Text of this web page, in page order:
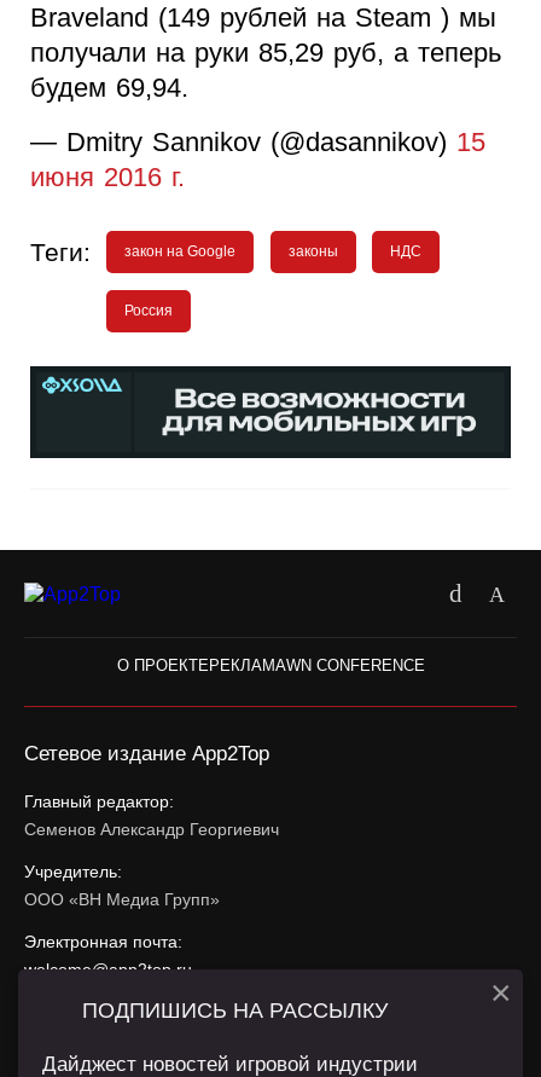
Braveland (149 рублей на Steam ) мы
получали на руки 85,29 руб, а теперь
будем 69,94.
— Dmitry Sannikov (@dasannikov) 15
июня 2016 г.
Теги: закон на Google законы НДС
Россия
О ПРОЕКТЕРЕКЛАМАWN CONFERENCE
Сетевое издание App2Top
Главный редактор:
Семенов Александр Георгиевич
Учредитель:
ООО «ВН Медиа Групп»
Электронная почта:
welcome@app2top.ru
При использовании материалов активная ссылка на
ПОДПИШИСЬ НА РАССЫЛКУ
Дайджест новостей игровой индустрии
×